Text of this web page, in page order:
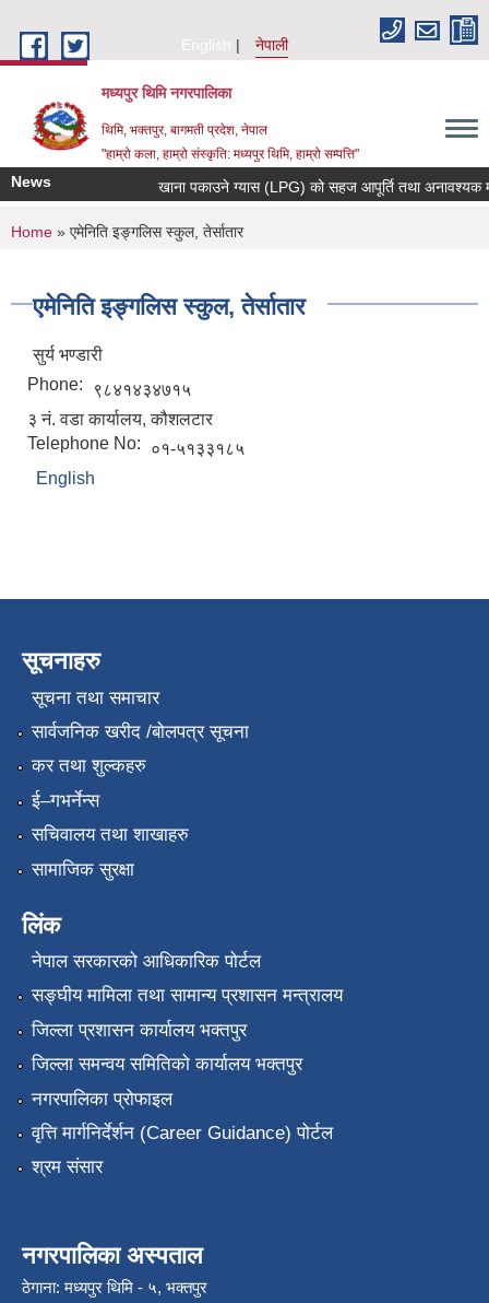
English
नेपाली
मध्यपुर थिमि नगरपालिका
थिमि, भक्तपुर, बागमती प्रदेश, नेपाल
"हाम्रो कला, हाम्रो संस्कृति: मध्यपुर थिमि, हाम्रो सम्पत्ति"
News खाना पकाउने ग्यास (LPG) को सहज आपूर्ति तथा अनावश्यक
You are here
Home » एमेनिति इङ्गलिस स्कुल, तेर्सातार
एमेनिति इङ्गलिस स्कुल, तेर्सातार
सुर्य भण्डारी
Phone:
९८४१४३४७१५
३ नं. वडा कार्यालय, कौशलटार
Telephone No:
०१-५१३३१८५
English
सूचनाहरु
सूचना तथा समाचार
सार्वजनिक खरीद /बोलपत्र सूचना
कर तथा शुल्कहरु
ई–गभर्नेन्स
सचिवालय तथा शाखाहरु
सामाजिक सुरक्षा
लिंक
नेपाल सरकारको आधिकारिक पोर्टल
सङ्‍घीय मामिला तथा सामान्य प्रशासन मन्त्रालय
जिल्ला प्रशासन कार्यालय भक्तपुर
जिल्ला समन्वय समितिको कार्यालय भक्तपुर
नगरपालिका प्रोफाइल
वृत्ति मार्गनिर्देर्शन (Career Guidance) पोर्टल
श्रम संसार
नगरपालिका अस्पताल
ठेगाना: मध्यपुर थिमि - ५, भक्तपुर